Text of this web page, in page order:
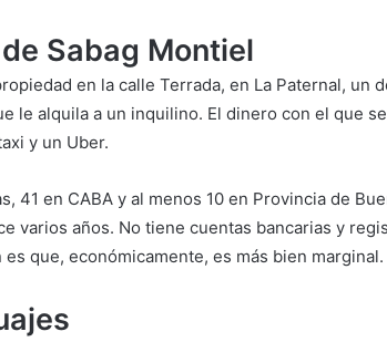
Sabag Montiel
en la calle Terrada, en La Paternal, un
le alquila a un inquilino. El dinero con el que
y un Uber.
41 en CABA y al menos 10 en Provincia de
varios años. No tiene cuentas bancarias y
que, económicamente, es más bien marginal.